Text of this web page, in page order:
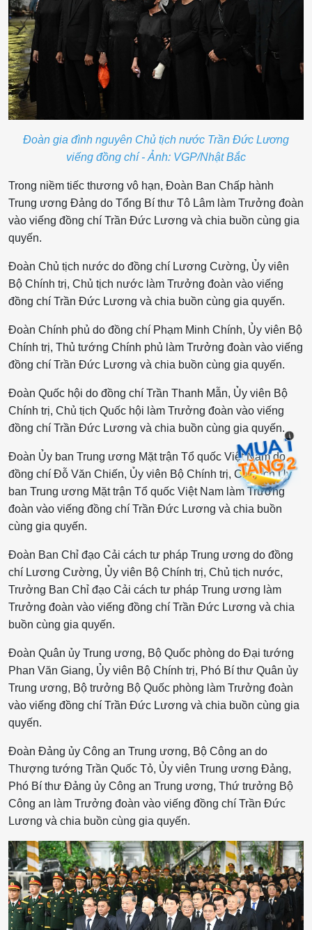
Đoàn gia đình nguyên Chủ tịch nước Trần Đức Lương
viếng đồng chí - Ảnh: VGP/Nhật Bắc
Trong niềm tiếc thương vô hạn, Đoàn Ban Chấp hành
Trung ương Đảng do Tổng Bí thư Tô Lâm làm Trưởng đoàn
vào viếng đồng chí Trần Đức Lương và chia buồn cùng gia
quyến.
Đoàn Chủ tịch nước do đồng chí Lương Cường, Ủy viên
Bộ Chính trị, Chủ tịch nước làm Trưởng đoàn vào viếng
đồng chí Trần Đức Lương và chia buồn cùng gia quyến.
Đoàn Chính phủ do đồng chí Phạm Minh Chính, Ủy viên Bộ
Chính trị, Thủ tướng Chính phủ làm Trưởng đoàn vào viếng
đồng chí Trần Đức Lương và chia buồn cùng gia quyến.
Đoàn Quốc hội do đồng chí Trần Thanh Mẫn, Ủy viên Bộ
Chính trị, Chủ tịch Quốc hội làm Trưởng đoàn vào viếng
đồng chí Trần Đức Lương và chia buồn cùng gia quyến.
Đoàn Ủy ban Trung ương Mặt trận Tổ quốc Việt Nam do
đồng chí Đỗ Văn Chiến, Ủy viên Bộ Chính trị, Chủ tịch Ủy
ban Trung ương Mặt trận Tổ quốc Việt Nam làm Trưởng
đoàn vào viếng đồng chí Trần Đức Lương và chia buồn
cùng gia quyến.
Đoàn Ban Chỉ đạo Cải cách tư pháp Trung ương do đồng
chí Lương Cường, Ủy viên Bộ Chính trị, Chủ tịch nước,
Trưởng Ban Chỉ đạo Cải cách tư pháp Trung ương làm
Trưởng đoàn vào viếng đồng chí Trần Đức Lương và chia
buồn cùng gia quyến.
Đoàn Quân ủy Trung ương, Bộ Quốc phòng do Đại tướng
Phan Văn Giang, Ủy viên Bộ Chính trị, Phó Bí thư Quân ủy
Trung ương, Bộ trưởng Bộ Quốc phòng làm Trưởng đoàn
vào viếng đồng chí Trần Đức Lương và chia buồn cùng gia
quyến.
Đoàn Đảng ủy Công an Trung ương, Bộ Công an do
Thượng tướng Trần Quốc Tỏ, Ủy viên Trung ương Đảng,
Phó Bí thư Đảng ủy Công an Trung ương, Thứ trưởng Bộ
Công an làm Trưởng đoàn vào viếng đồng chí Trần Đức
Lương và chia buồn cùng gia quyến.
i